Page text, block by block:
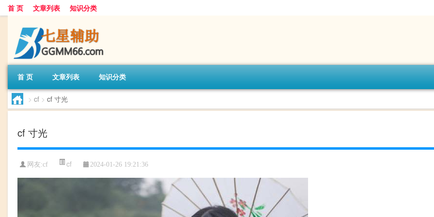
首 页 文章列表 知识分类
首 页 文章列表 知识分类
> cf > cf 寸光
cf 寸光
网友:cf cf 2024-01-26 19:21:36